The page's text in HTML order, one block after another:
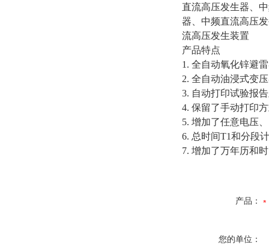
直流高压发生器、
器、中频直流高压
流高压发生装置
产品特点
1. 全自动氧化锌避
2. 全自动油浸式变
3. 自动打印试验报
4. 保留了手动打印
5. 增加了任意电压
6. 总时间T1和分段
7. 增加了万年历和
产品：
您的单位：